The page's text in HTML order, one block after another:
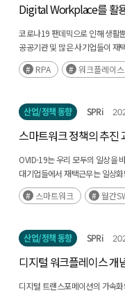
Digital Workplace를 활
코로나19 팬데믹으로 인해 생활
공공기관 및 많은 사기업들이 재
키오스크, 챗봇 상담 등과 같은 ‘
필두로(후략)
RPA 워크플레이스
산업/정책 동향 SPRi
스마트워크 정책의 추진
OVID-19는 우리 모두의 일상을
대기업들에서 재택근무는 일상
행정학과에서 지난 25년 동안을
왔다. 그런데(후략)
스마트워크 월간
산업/정책 동향 SPRi
디지털 워크플레이스 개
디지털 트랜스포메이션의 가속